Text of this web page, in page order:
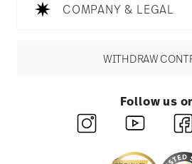
COMPANY & LEGAL
WITHDRAW
Follow us